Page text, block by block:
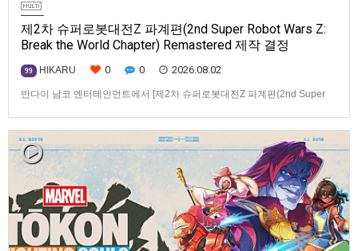
제2차 슈퍼로봇대전Z 파계편(2nd Super Robot Wars Z:
Break the World Chapter) Remastered 제작 결정
99 HIKARU 0 0 2026.08.02
반다이 남코 엔터테인먼트에서 [제2차 슈퍼로봇대전Z 파계편(2nd Super
판[제2차 슈퍼로봇대전Z 파계편]은 2011년 PSP로 발매되었으며, 2012년
에 발매되었던 [제2…